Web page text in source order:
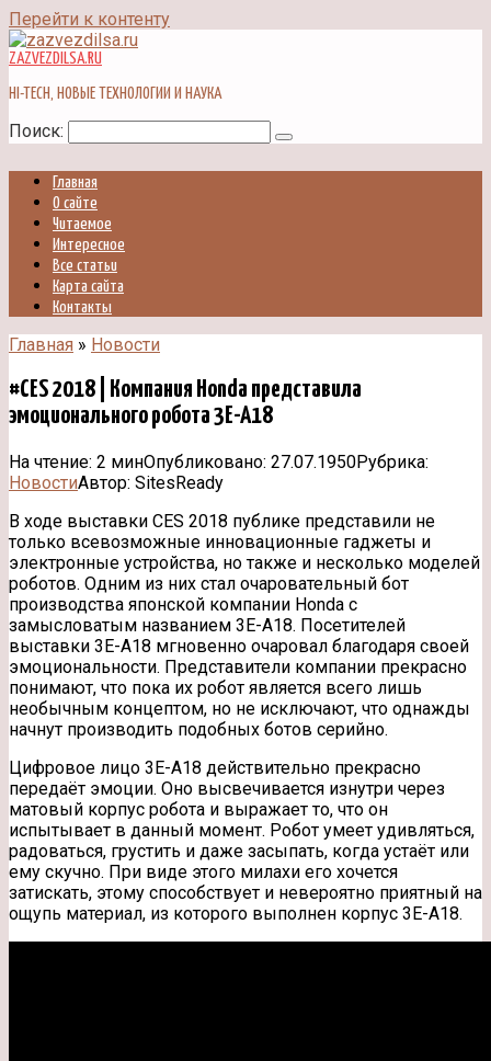
Перейти к контенту
ZAZVEZDILSA.RU
HI-TECH, НОВЫЕ ТЕХНОЛОГИИ И НАУКА
Поиск:
Главная
О сайте
Читаемое
Интересное
Все статьи
Карта сайта
Контакты
Главная » Новости
#CES 2018 | Компания Honda представила
эмоционального робота 3E-A18
На чтение: 2 минОпубликовано: 27.07.1950Рубрика:
НовостиАвтор: SitesReady
В ходе выставки CES 2018 публике представили не
только всевозможные инновационные гаджеты и
электронные устройства, но также и несколько моделей
роботов. Одним из них стал очаровательный бот
производства японской компании Honda с
замысловатым названием 3E-A18. Посетителей
выставки 3E-A18 мгновенно очаровал благодаря своей
эмоциональности. Представители компании прекрасно
понимают, что пока их робот является всего лишь
необычным концептом, но не исключают, что однажды
начнут производить подобных ботов серийно.
Цифровое лицо 3E-A18 действительно прекрасно
передаёт эмоции. Оно высвечивается изнутри через
матовый корпус робота и выражает то, что он
испытывает в данный момент. Робот умеет удивляться,
радоваться, грустить и даже засыпать, когда устаёт или
ему скучно. При виде этого милахи его хочется
затискать, этому способствует и невероятно приятный на
ощупь материал, из которого выполнен корпус 3E-A18.